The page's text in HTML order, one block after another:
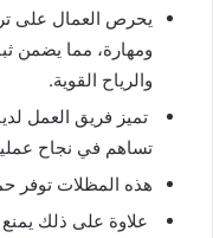
يحرص العمال على
ومهارة، مما يضمن
والرياح القوية.
تميز فريق العمل
تساهم في نجاح
هذه المظلات توفر
علاوة على ذلك